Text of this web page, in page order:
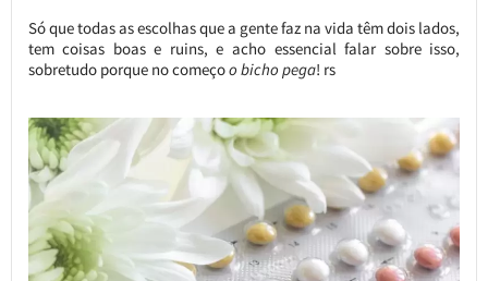
Só que todas as escolhas que a gente faz na vida têm dois lados,
tem coisas boas e ruins, e acho essencial falar sobre isso,
sobretudo porque no começoo bicho pega! rs